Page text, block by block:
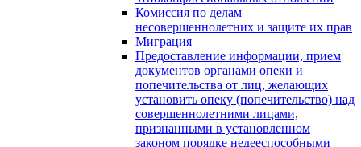
Комиссия по делам
несовершеннолетних и защите их прав
Миграция
Предоставление информации, прием
документов органами опеки и
попечительства от лиц, желающих
установить опеку (попечительство) над
совершеннолетними лицами,
признанными в установленном
законом порядке недееспособными